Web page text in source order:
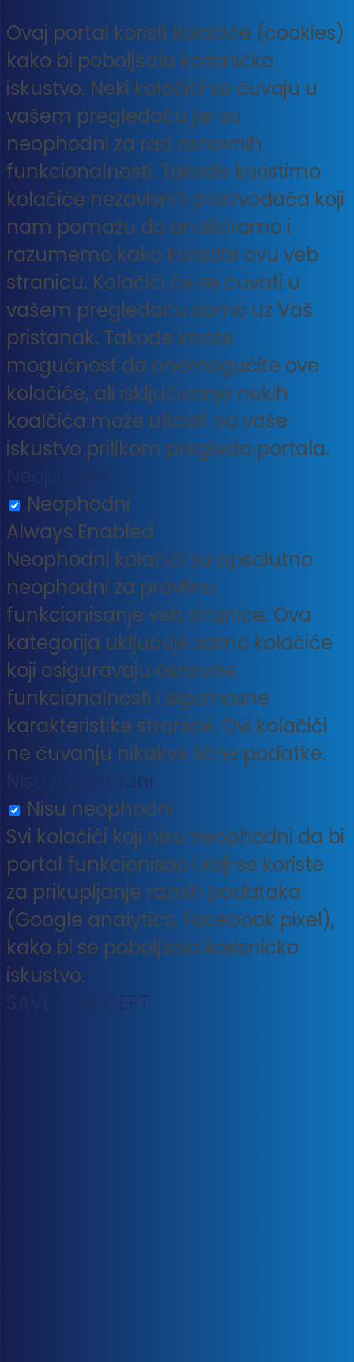
Ovaj portal koristi kolačiće (cookies)
kako bi poboljšala korisničko
iskustvo. Neki kolačići se čuvaju u
vašem pregledaču jer su
neophodni za rad osnovnih
funkcionalnosti. Takođe koristimo
kolačiće nezavisnih proizvođača koji
nam pomažu da analiziramo i
razumemo kako koristite ovu veb
stranicu. Kolačići će se čuvati u
vašem pregledaču samo uz Vaš
pristanak. Takođe imate
mogućnost da onemogućite ove
kolačiće, ali isključivanje nekih
koalčića može uticati na vaše
iskustvo prilikom pregleda portala.
Neophodni
Always Enabled
Neophodni kolačići su apsolutno
neophodni za pravilno
funkcionisanje veb stranice. Ova
kategorija uključuje samo kolačiće
koji osiguravaju osnovne
funkcionalnosti i sigurnosne
karakteristike stranice. Ovi kolačići
ne čuvanju nikakve lične podatke.
Nisu neophodni
Nisu neophodni
Svi kolačići koji nisu neophodni da bi
portal funkcionisao i koji se koriste
za prikupljanje raznih podataka
(Google analytics, Facebook pixel),
kako bi se poboljšalo korisničko
iskustvo.
SAVE & ACCEPT